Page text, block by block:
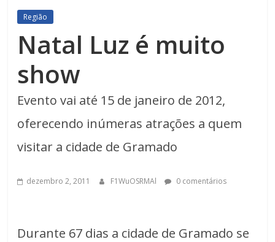
Região
Natal Luz é muito
show
Evento vai até 15 de janeiro de 2012,
oferecendo inúmeras atrações a quem
visitar a cidade de Gramado
dezembro 2, 2011 F1WuOSRMAl 0 comentários
Durante 67 dias a cidade de Gramado se